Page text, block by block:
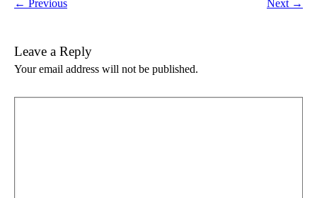
← Previous Next →
Leave a Reply
Your email address will not be published.